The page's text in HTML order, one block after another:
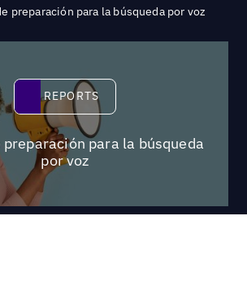
preparación para la búsqueda por voz
Reports
REPORTS
para la búsqueda
por voz